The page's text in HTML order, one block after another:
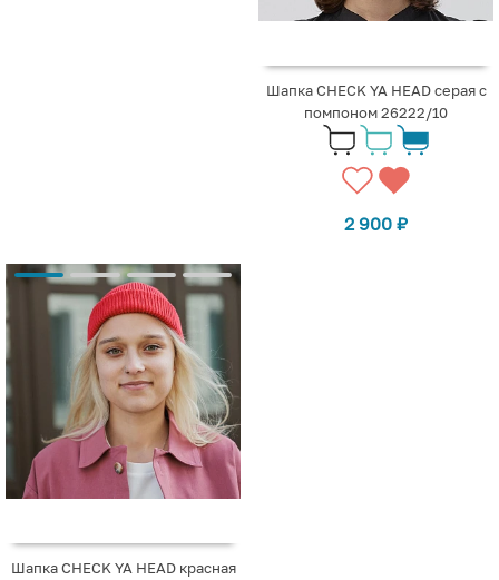
Шапка CHECK YA HEAD серая с
помпоном 26222/10
2 900 ₽
Шапка CHECK YA HEAD красная